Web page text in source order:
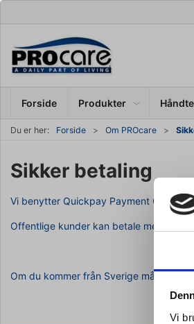
Vi
Forside Produkter
Du er her: Forside Om PROcare
Sikker betaling
Vi benytter Quickpay Payment
Offentlige kunder kan betale med EAN
Om du kommer från Sverige måste du